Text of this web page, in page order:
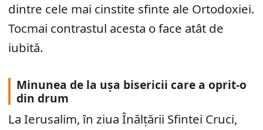
dintre cele mai cinstite sfinte ale Ortodoxiei.
Tocmai contrastul acesta o face atât de
iubită.
Minunea de la ușa bisericii care a oprit-o
din drum
La Ierusalim, în ziua Înălțării Sfintei Cruci,